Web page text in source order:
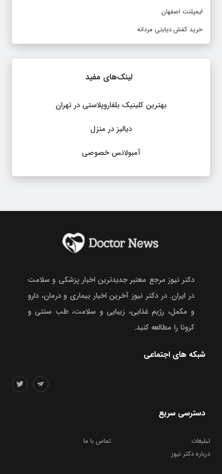
ایمپلنت اصفهان
خرید کفش دیابتی مردانه
لینک‌های مفید
بهترین کلینیک بلفاروپلاستی در تهران
دیالیز در منزل
آمبولانس خصوصی
دکتر نیوز مرجع معتبر جدیدترین اخبار پزشکی و سلامت
در ایران. در دکتر نیوز آخرین اخبار بیماری و درمان، دارو
و مکمل، رژیم غذایی، زیبایی و سلامت، طب سنتی و
کرونا را مطالعه کنید.
شبکه های اجتماعی
دسترسی سریع
تبلیغات
تماس با ما
درباره دکتر نیوز